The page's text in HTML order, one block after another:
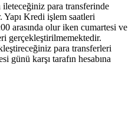
para transferinde
Kredi işlem saatleri
arasında olur iken cumartesi ve
gerçekleştirilmemektedir.
para transferleri
günü karşı tarafın hesabına